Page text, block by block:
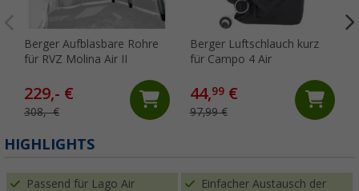
Berger Aufblasbare Rohre
für RVZ Molina Air II
229,- €
308,- €
Berger Luftschlauch kurz
für Campo 4 Air
44,99€
97,99 €
HIGHLIGHTS
Passend für Lago Air
Einfacher Austausch der